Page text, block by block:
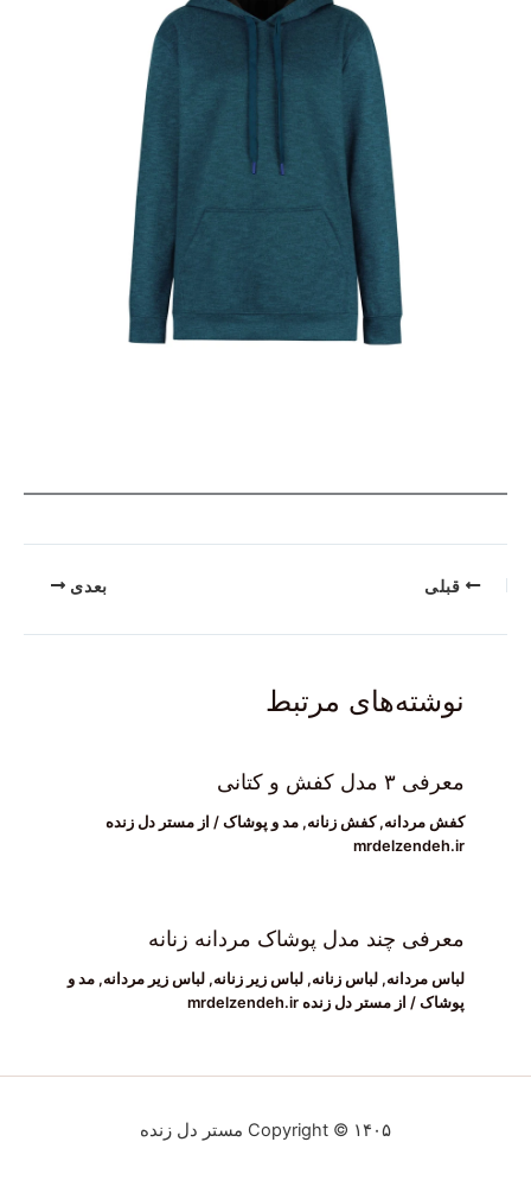
قبلی بعدی
نوشته‌های مرتبط
معرفی ۳ مدل کفش و کتانی
کفش مردانه,کفش زنانه,مد و پوشاک / از مستر دل زنده
mrdelzendeh.ir
معرفی چند مدل پوشاک مردانه زنانه
لباس مردانه,لباس زنانه,لباس زیر زنانه,لباس زیر مردانه,مد و
پوشاک / از مستر دل زنده mrdelzendeh.ir
Copyright © ۱۴۰۵ مستر دل زنده